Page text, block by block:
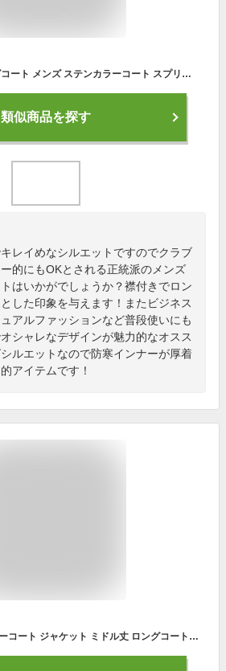
ビッグシルエット ロングコート メンズ ステンカラーコート スプリングコート ロング丈 ゆったり キレイめ 秋 ブラック ベージュ ブルー 青 グリーン ブラウン 黒 Q020213-03IE
類似商品を探す
レイめなシルエットですのでクラブ
的にもOKとされる正統派のメンズ
はいかがでしょうか？襟付きでロン
した印象を与えます！またビジネス
アルファッションなど普段使いにも
シャレなデザインが魅力的なオスス
ルエットなので防寒インナーが厚着
アイテムです！
5colorコート チェスターコート ジャケット ミドル丈 ロングコート メルトンウールイタリアンカラーコート 黒色 ブラック ネイビー キャメル グレー メンズ カジュアル キレイメ 秋物 冬物 秋冬物 秋服 冬服 秋冬物 メンズ 633s3134